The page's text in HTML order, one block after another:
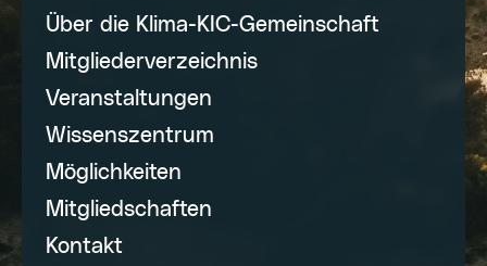
Über die Klima-KIC-Gemeinschaft
Mitgliederverzeichnis
Veranstaltungen
Wissenszentrum
Möglichkeiten
Mitgliedschaften
Kontakt